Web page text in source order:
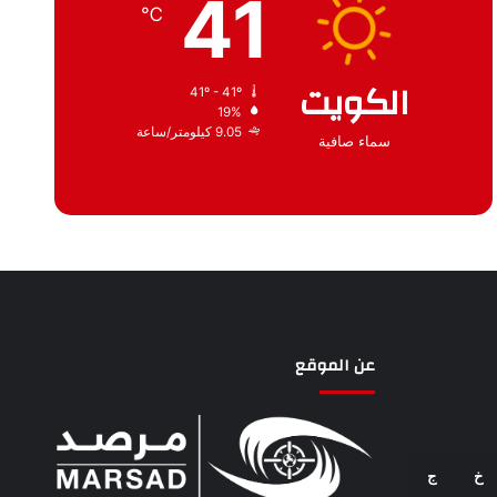
الكويت
سماء صافية
41
℃
19%
9.05 كيلومتر/ساعة
خ ج
عن الموقع